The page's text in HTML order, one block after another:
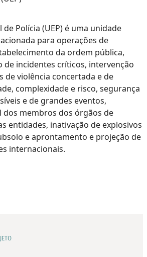
de Polícia (UEP) é uma unidade
para operações de
da ordem pública,
de incidentes críticos, intervenção
de violência concertada e de
complexidade e risco, segurança
e de grandes eventos,
dos membros dos órgãos de
entidades, inativação de explosivos
e aprontamento e projeção de
internacionais.